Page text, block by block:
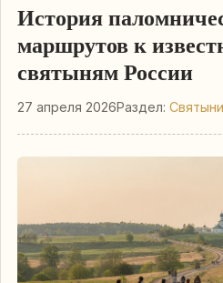
История
маршрутов к
святыням России
27 апреля 2026Раздел: